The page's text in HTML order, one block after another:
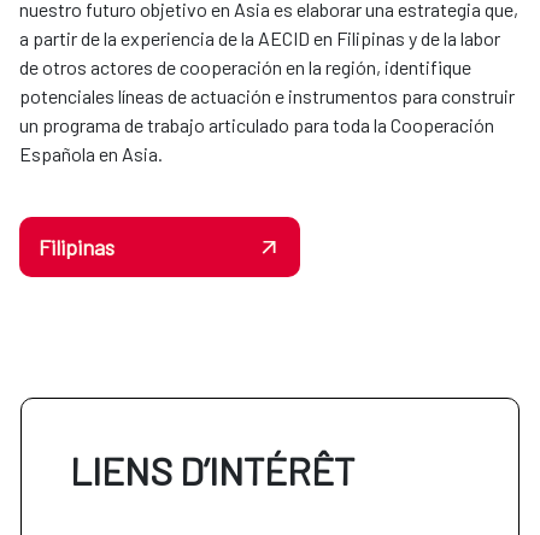
nuestro futuro objetivo en Asia es elaborar una estrategia que,
a partir de la experiencia de la AECID en Filipinas y de la labor
de otros actores de cooperación en la región, identifique
potenciales líneas de actuación e instrumentos para construir
un programa de trabajo articulado para toda la Cooperación
Española en Asia.
Filipinas
LIENS D’INTÉRÊT